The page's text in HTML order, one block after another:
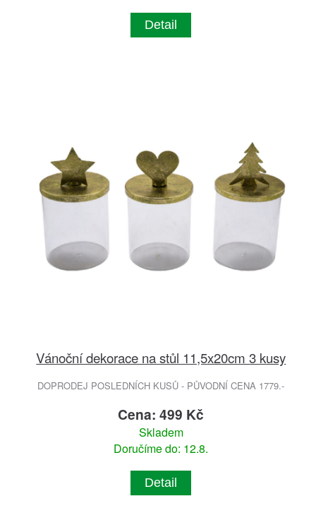
Detail
Vánoční dekorace na stůl 11,5x20cm 3 kusy
DOPRODEJ POSLEDNÍCH KUSŮ - PŮVODNÍ CENA 1779.-
Cena: 499 Kč
Skladem
Doručíme do: 12.8.
Detail